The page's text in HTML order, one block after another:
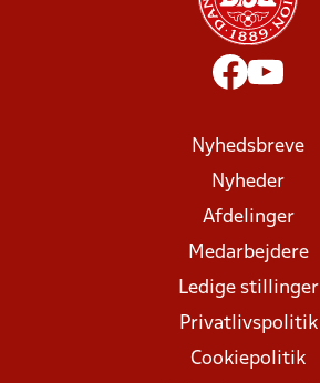
Nyhedsbreve
Nyheder
Afdelinger
Medarbejdere
Ledige stillinger
Privatlivspolitik
Cookiepolitik